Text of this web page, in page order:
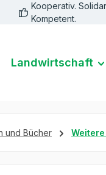
Kooperativ.
Kompetent.
Landwirtschaft
und Bücher